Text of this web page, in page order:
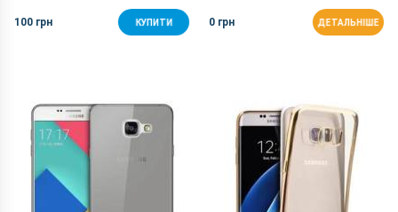
100 грн КУПИТИ 0 грн ДЕТАЛЬНІШЕ